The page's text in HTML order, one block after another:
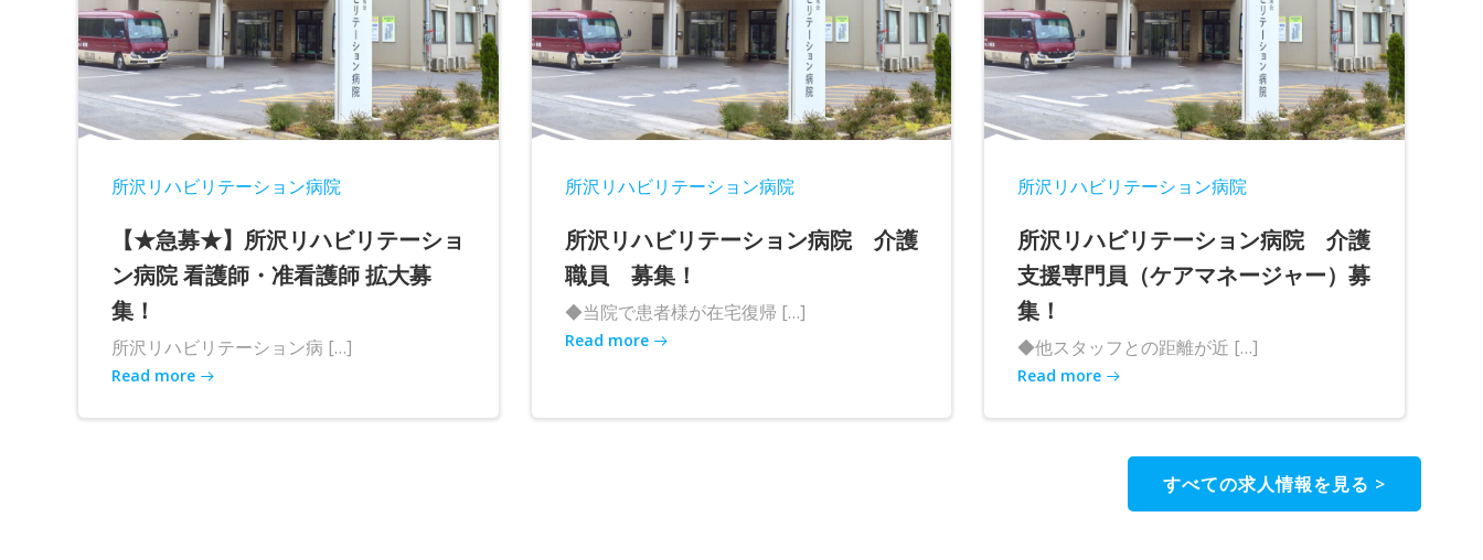
所沢リハビリテーション病院
【★急募★】所沢リハビリテーショ
ン病院 看護師・准看護師 拡大募
集！
所沢リハビリテーション病 […]
Read more
所沢リハビリテーション病院
所沢リハビリテーション病院 介護
職員 募集！
◆当院で患者様が在宅復帰 […]
Read more
所沢リハビリテーション病院
所沢リハビリテーション病院 介護
支援専門員（ケアマネージャー）募
集！
◆他スタッフとの距離が近 […]
Read more
すべての求人情報を見る >